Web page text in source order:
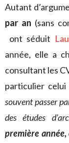
Autant
par an (sans
ont séduit
année, elle a
consultant les
particulier
souvent passer
des études
première